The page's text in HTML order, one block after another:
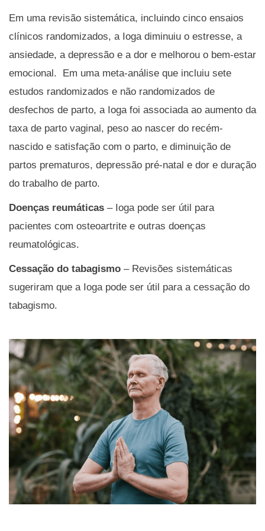
Em uma revisão sistemática, incluindo cinco ensaios
clínicos randomizados, a Ioga diminuiu o estresse, a
ansiedade, a depressão e a dor e melhorou o bem-estar
emocional. Em uma meta-análise que incluiu sete
estudos randomizados e não randomizados de
desfechos de parto, a Ioga foi associada ao aumento da
taxa de parto vaginal, peso ao nascer do recém-
nascido e satisfação com o parto, e diminuição de
partos prematuros, depressão pré-natal e dor e duração
do trabalho de parto.
Doenças reumáticas – Ioga pode ser útil para
pacientes com osteoartrite e outras doenças
reumatológicas.
Cessação do tabagismo – Revisões sistemáticas
sugeriram que a Ioga pode ser útil para a cessação do
tabagismo.